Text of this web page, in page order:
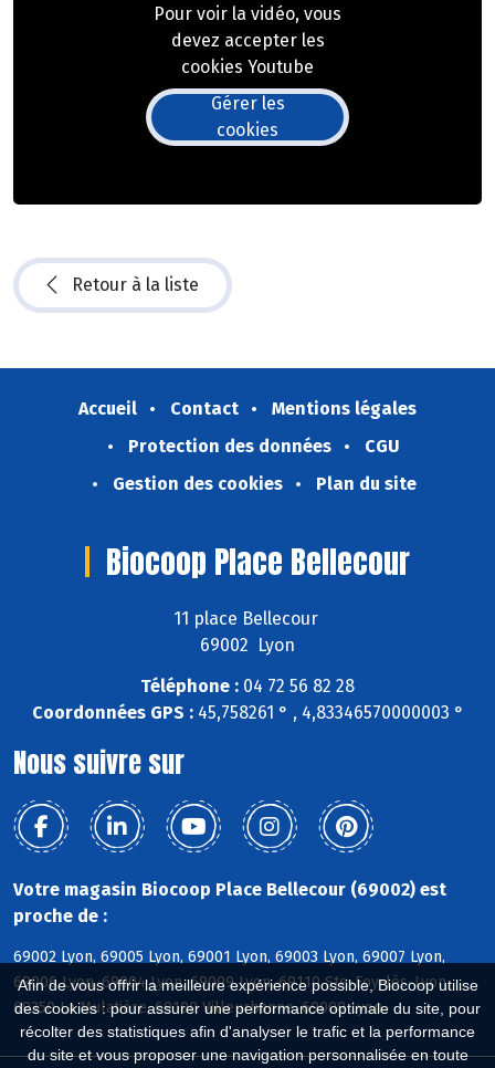
Afin de vous offrir la meilleure expérience possible, Biocoop utilise
des cookies : pour assurer une performance optimale du site, pour
récolter des statistiques afin d'analyser le trafic et la performance
du site et vous proposer une navigation personnalisée en toute
Pour voir la vidéo, vous
devez accepter les
cookies Youtube
Gérer les
cookies
Retour à la liste
Accueil Contact
Mentions légales
Protection des données
CGU
Gestion des cookies
Plan du site
Biocoop Place Bellecour
11 place Bellecour
69002 Lyon
Téléphone : 04 72 56 82 28
Coordonnées GPS :45,758261 ° , 4,83346570000003 °
Nous suivre sur
Votre magasin Biocoop Place Bellecour (69002) est
proche de :
69002 Lyon, 69005 Lyon, 69001 Lyon, 69003 Lyon, 69007 Lyon,
69006 Lyon, 69004 Lyon, 69009 Lyon, 69110 Ste-Foy-lès-Lyon,
69350 La Mulatière, 69100 Villeurbanne, 69008 Lyon